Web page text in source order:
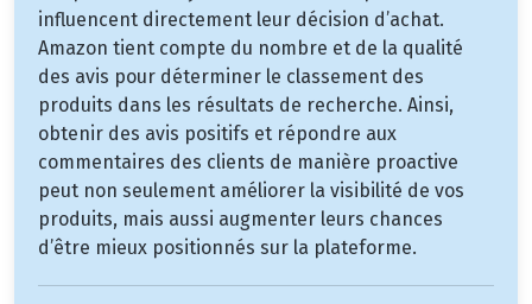
influencent directement leur décision d’achat.
Amazon tient compte du nombre et de la qualité
des avis pour déterminer le classement des
produits dans les résultats de recherche. Ainsi,
obtenir des avis positifs et répondre aux
commentaires des clients de manière proactive
peut non seulement améliorer la visibilité de vos
produits, mais aussi augmenter leurs chances
d’être mieux positionnés sur la plateforme.